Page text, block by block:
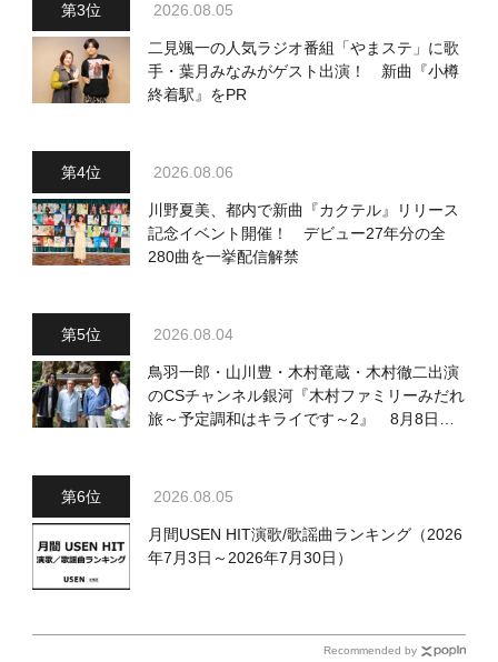
2026.08.05
二見颯一の人気ラジオ番組「やまステ」に歌
手・葉月みなみがゲスト出演！ 新曲『小樽
終着駅』をPR
2026.08.06
川野夏美、都内で新曲『カクテル』リリース
記念イベント開催！ デビュー27年分の全
280曲を一挙配信解禁
2026.08.04
鳥羽一郎・山川豊・木村竜蔵・木村徹二出演
のCSチャンネル銀河『木村ファミリーみだれ
旅～予定調和はキライです～2』 8月8日
2026.08.05
月間USEN HIT演歌/歌謡曲ランキング（2026
年7月3日～2026年7月30日）
Recommended by